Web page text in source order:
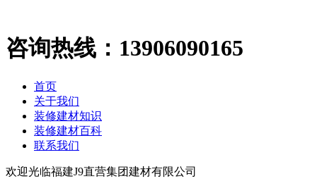
咨询热线： 13906090165
首页
关于我们
装修建材知识
装修建材百科
联系我们
欢迎光临福建J9直营集团建材有限公司